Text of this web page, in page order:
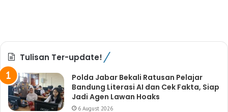
Tulisan Ter-update!
Polda Jabar Bekali Ratusan Pelajar
Bandung Literasi AI dan Cek Fakta, Siap
Jadi Agen Lawan Hoaks
6 August 2026